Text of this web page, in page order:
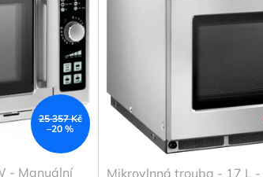
25 357 Kč
–20 %
- Manuální Mikrovlnná trouba - 17 L